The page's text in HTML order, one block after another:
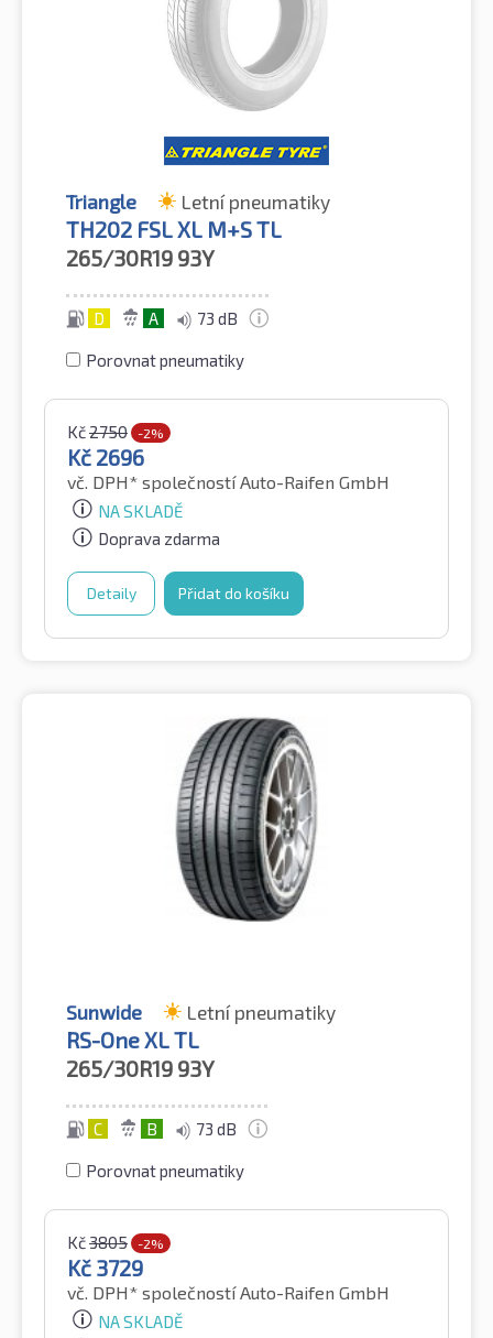
Triangle Letní pneumatiky
TH202 FSL XL M+S TL
265/30R19 93Y
D A 73 dB
Porovnat pneumatiky
Kč2750 -2%
Kč 2696
vč. DPH* společností Auto-Raifen GmbH
NA SKLADĚ
Doprava zdarma
Detaily Přidat do košíku
Sunwide Letní pneumatiky
RS-One XL TL
265/30R19 93Y
C B 73 dB
Porovnat pneumatiky
Kč3805 -2%
Kč 3729
vč. DPH* společností Auto-Raifen GmbH
NA SKLADĚ